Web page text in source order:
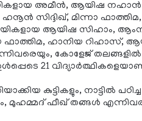
അമീൻ, ആയിഷ
സിദ്ദിഖ്, മിന്നാ
ആയിഷ സിഹാം,
ഹാനിയ റിഹാസ്,
കോളേജ്
21
കുട്ടികളും, നാട്ടിൽ
മുഹമ്മദ് ഫീഖ് തങ്ങൾ